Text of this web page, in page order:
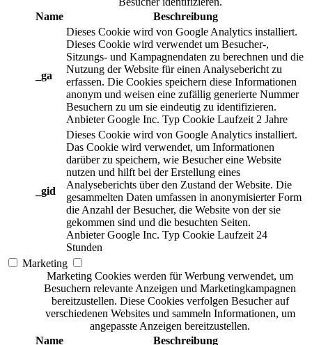
Name
Beschreibung
_ga
Dieses Cookie wird von Google Analytics installiert.
Dieses Cookie wird verwendet um Besucher-,
Sitzungs- und Kampagnendaten zu berechnen und die
Nutzung der Website für einen Analysebericht zu
erfassen. Die Cookies speichern diese Informationen
anonym und weisen eine zufällig generierte Nummer
Besuchern zu um sie eindeutig zu identifizieren.
Anbieter Google Inc. Typ Cookie Laufzeit 2 Jahre
_gid
Dieses Cookie wird von Google Analytics installiert.
Das Cookie wird verwendet, um Informationen
darüber zu speichern, wie Besucher eine Website
nutzen und hilft bei der Erstellung eines
Analyseberichts über den Zustand der Website. Die
gesammelten Daten umfassen in anonymisierter Form
die Anzahl der Besucher, die Website von der sie
gekommen sind und die besuchten Seiten.
Anbieter Google Inc. Typ Cookie Laufzeit 24
Stunden
Marketing
Marketing Cookies werden für Werbung verwendet, um
Besuchern relevante Anzeigen und Marketingkampagnen
bereitzustellen. Diese Cookies verfolgen Besucher auf
verschiedenen Websites und sammeln Informationen, um
angepasste Anzeigen bereitzustellen.
Name
Beschreibung